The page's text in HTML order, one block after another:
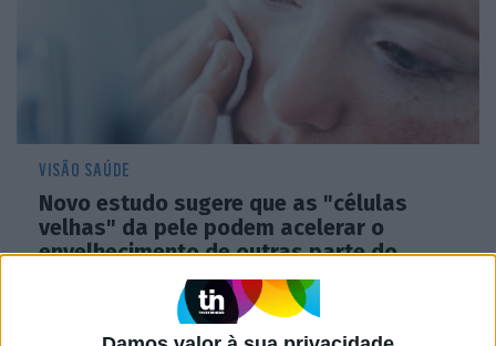
VISÃO SAÚDE
Novo estudo sugere que as "células
velhas" da pele podem acelerar o
envelhecimento de outras parte do
corpo humano